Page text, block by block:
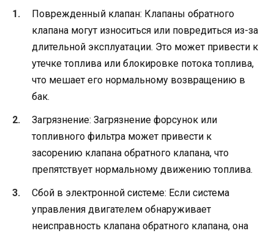
Поврежденный клапан: Клапаны обратного
клапана могут износиться или повредиться из-за
длительной эксплуатации. Это может привести к
утечке топлива или блокировке потока топлива,
что мешает его нормальному возвращению в
бак.
Загрязнение: Загрязнение форсунок или
топливного фильтра может привести к
засорению клапана обратного клапана, что
препятствует нормальному движению топлива.
Сбой в электронной системе: Если система
управления двигателем обнаруживает
неисправность клапана обратного клапана, она